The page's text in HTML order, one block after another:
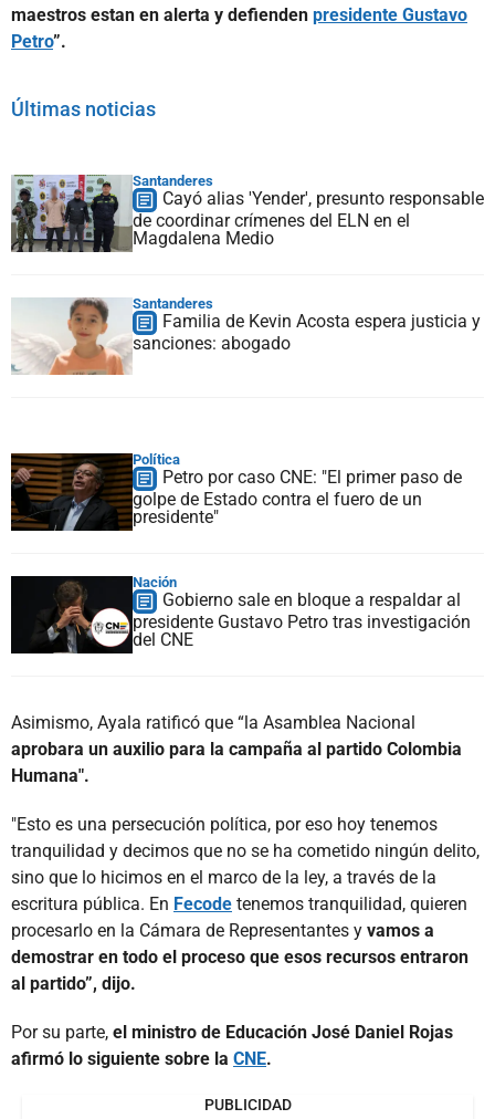
maestros estan en alerta y defienden presidente Gustavo
Petro”.
Últimas noticias
Santanderes
Cayó alias 'Yender', presunto responsable
de coordinar crímenes del ELN en el
Magdalena Medio
Santanderes
Familia de Kevin Acosta espera justicia y
sanciones: abogado
Política
Petro por caso CNE: "El primer paso de
golpe de Estado contra el fuero de un
presidente"
Nación
Gobierno sale en bloque a respaldar al
presidente Gustavo Petro tras investigación
del CNE
Asimismo, Ayala ratificó que “la Asamblea Nacional
aprobara un auxilio para la campaña al partido Colombia
Humana".
"Esto es una persecución política, por eso hoy tenemos
tranquilidad y decimos que no se ha cometido ningún delito,
sino que lo hicimos en el marco de la ley, a través de la
escritura pública. En Fecode tenemos tranquilidad, quieren
procesarlo en la Cámara de Representantes y vamos a
demostrar en todo el proceso que esos recursos entraron
al partido”, dijo.
Por su parte, el ministro de Educación José Daniel Rojas
afirmó lo siguiente sobre la CNE.
PUBLICIDAD